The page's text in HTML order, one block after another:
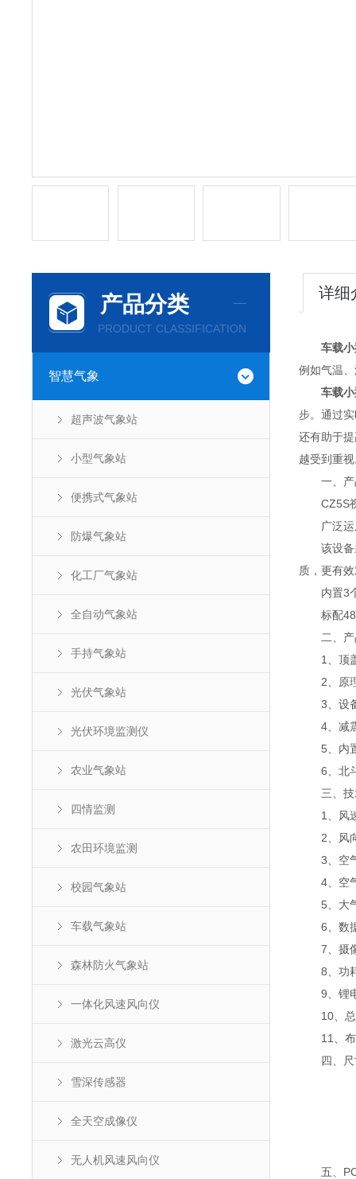
产品分类
PRODUCT CLASSIFICATION
智慧气象
超声波气象站
小型气象站
便携式气象站
防爆气象站
化工厂气象站
全自动气象站
手持气象站
光伏气象站
光伏环境监测仪
农业气象站
四情监测
农田环境监测
校园气象站
车载气象站
森林防火气象站
一体化风速风向仪
激光云高仪
雪深传感器
全天空成像仪
无人机风速风向仪
详细
车载
例如气温
车载
步。通过
还有助于
越受到重
一、产
CZ5S视
广泛运用
该设备采
质，更有
内置3个
标配485
二、产
1、顶盖
2、原理
3、设备
4、减震
5、内置
6、北斗
三、技
1、风速
2、风向
3、空气
4、空气
5、大气
6、数据
7、摄像
8、功耗
9、锂电
10、总
11、布
四、尺
五、PC